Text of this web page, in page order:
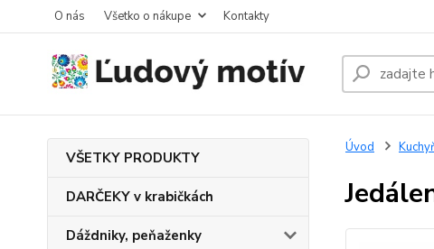
O nás Všetko o nákupe Kontakty
VŠETKY PRODUKTY
DARČEKY v krabičkách
Dáždniky, peňaženky
Úvod